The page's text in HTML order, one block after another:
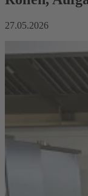
27.05.2026